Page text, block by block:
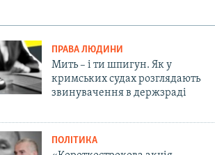
ПРАВА ЛЮДИНИ
Мить – і ти шпигун. Як у
кримських судах розглядають
звинувачення в держзраді
ПОЛІТИКА